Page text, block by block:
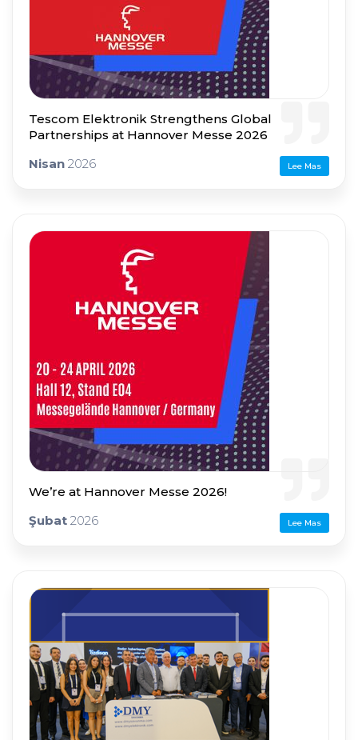
Lee Mas
Tescom Elektronik Strengthens Global
Partnerships at Hannover Messe 2026
Nisan 2026
Lee Mas
We’re at Hannover Messe 2026!
Şubat 2026